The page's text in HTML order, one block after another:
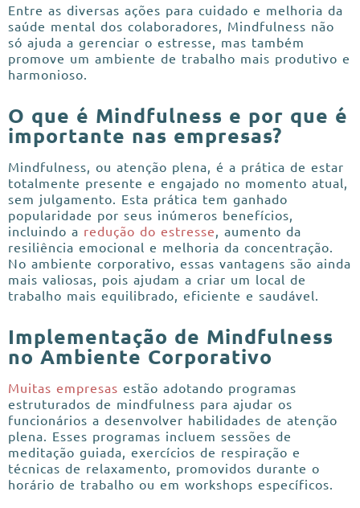
Entre as diversas ações para cuidado e melhoria da
saúde mental dos colaboradores, Mindfulness não
só ajuda a gerenciar o estresse, mas também
promove um ambiente de trabalho mais produtivo e
harmonioso.
O que é Mindfulness e por que é
importante nas empresas?
Mindfulness, ou atenção plena, é a prática de estar
totalmente presente e engajado no momento atual,
sem julgamento. Esta prática tem ganhado
popularidade por seus inúmeros benefícios,
incluindo a redução do estresse , aumento da
resiliência emocional e melhoria da concentração.
No ambiente corporativo, essas vantagens são ainda
mais valiosas, pois ajudam a criar um local de
trabalho mais equilibrado, eficiente e saudável.
Implementação de Mindfulness
no Ambiente Corporativo
Muitas empresas estão adotando programas
estruturados de mindfulness para ajudar os
funcionários a desenvolver habilidades de atenção
plena. Esses programas incluem sessões de
meditação guiada, exercícios de respiração e
técnicas de relaxamento, promovidos durante o
horário de trabalho ou em workshops específicos.